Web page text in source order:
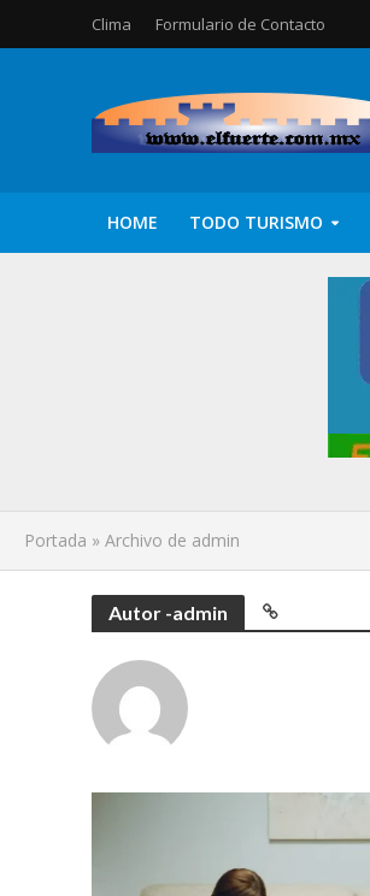
Clima Formulario de Contacto
HOME TODO TURISMO
Portada » Archivo de admin
Autor -admin